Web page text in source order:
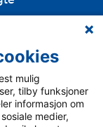
& cookies
mulig
tilby funksjoner
informasjon om
medier,